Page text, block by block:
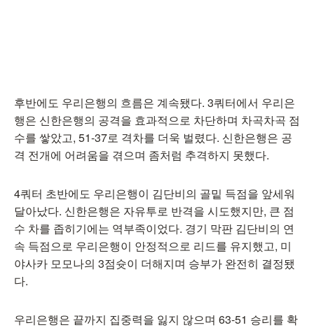
후반에도 우리은행의 흐름은 계속됐다. 3쿼터에서 우리은
행은 신한은행의 공격을 효과적으로 차단하며 차곡차곡 점
수를 쌓았고, 51-37로 격차를 더욱 벌렸다. 신한은행은 공
격 전개에 어려움을 겪으며 좀처럼 추격하지 못했다.
4쿼터 초반에도 우리은행이 김단비의 골밑 득점을 앞세워
달아났다. 신한은행은 자유투로 반격을 시도했지만, 큰 점
수 차를 좁히기에는 역부족이었다. 경기 막판 김단비의 연
속 득점으로 우리은행이 안정적으로 리드를 유지했고, 미
야사카 모모나의 3점슛이 더해지며 승부가 완전히 결정됐
다.
우리은행은 끝까지 집중력을 잃지 않으며 63-51 승리를 확